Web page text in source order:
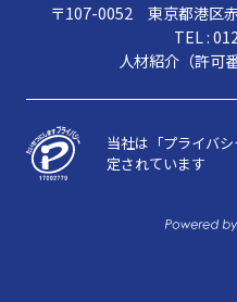
〒107-0052 東京都港区
TEL :
人材紹介（許可
当社は「プライバ
定されています